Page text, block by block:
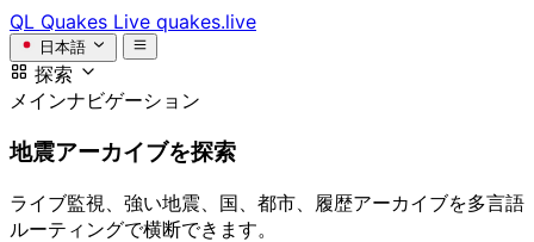
QL Quakes Live quakes.live
日本語
探索
メインナビゲーション
地震アーカイブを探索
ライブ監視、強い地震、国、都市、履歴アーカイブを多言語
ルーティングで横断できます。